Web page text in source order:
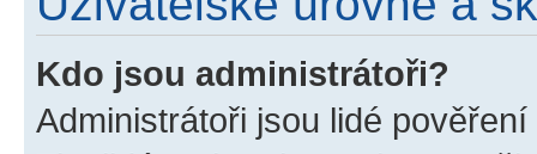
Kdo jsou administrátoři?
Administrátoři jsou lidé